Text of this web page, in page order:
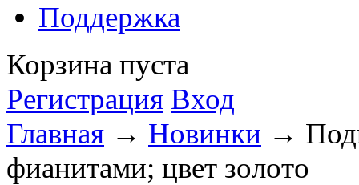
Поддержка
Корзина пуста
Регистрация Вход
Главная → Новинки →
фианитами; цвет золото